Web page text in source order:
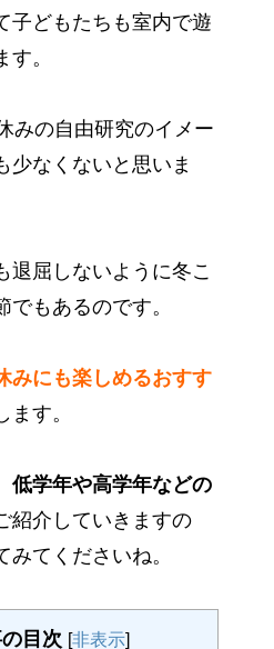
子どもたちも室内で遊
。
みの自由研究のイメー
少なくないと思いま
退屈しないように冬こ
もあるのです。
みにも楽しめるおすす
ます。
低学年や高学年などの
紹介していきますの
てくださいね。
目次 [非表示]